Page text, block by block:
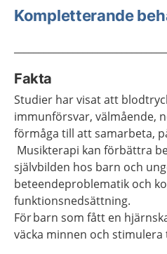
Kompletterande
Fakta
Studier har visat att
immunförsvar, välmående,
förmåga till att samarbeta,
Musikterapi kan förbättra
självbilden hos barn och
beteendeproblematik och
funktionsnedsättning.
För barn som fått en
väcka minnen och